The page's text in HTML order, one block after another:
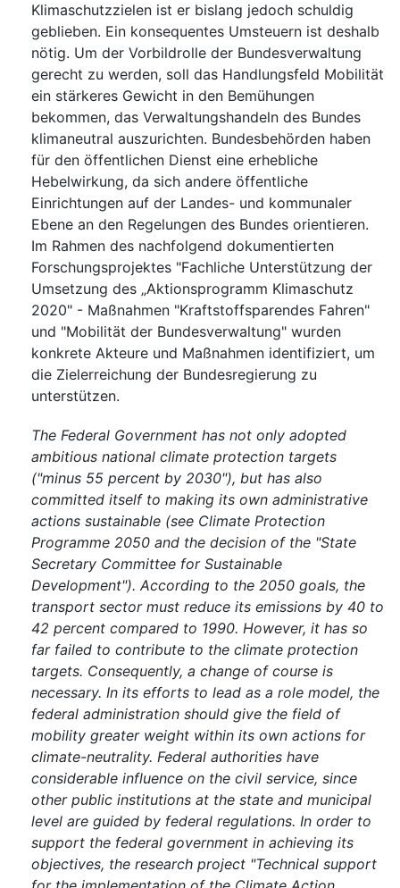
Klimaschutzzielen ist er bislang jedoch schuldig
geblieben. Ein konsequentes Umsteuern ist deshalb
nötig. Um der Vorbildrolle der Bundesverwaltung
gerecht zu werden, soll das Handlungsfeld Mobilität
ein stärkeres Gewicht in den Bemühungen
bekommen, das Verwaltungshandeln des Bundes
klimaneutral auszurichten. Bundesbehörden haben
für den öffentlichen Dienst eine erhebliche
Hebelwirkung, da sich andere öffentliche
Einrichtungen auf der Landes- und kommunaler
Ebene an den Regelungen des Bundes orientieren.
Im Rahmen des nachfolgend dokumentierten
Forschungsprojektes "Fachliche Unterstützung der
Umsetzung des „Aktionsprogramm Klimaschutz
2020" - Maßnahmen "Kraftstoffsparendes Fahren"
und "Mobilität der Bundesverwaltung" wurden
konkrete Akteure und Maßnahmen identifiziert, um
die Zielerreichung der Bundesregierung zu
unterstützen.
The Federal Government has not only adopted
ambitious national climate protection targets
("minus 55 percent by 2030"), but has also
committed itself to making its own administrative
actions sustainable (see Climate Protection
Programme 2050 and the decision of the "State
Secretary Committee for Sustainable
Development"). According to the 2050 goals, the
transport sector must reduce its emissions by 40 to
42 percent compared to 1990. However, it has so
far failed to contribute to the climate protection
targets. Consequently, a change of course is
necessary. In its efforts to lead as a role model, the
federal administration should give the field of
mobility greater weight within its own actions for
climate-neutrality. Federal authorities have
considerable influence on the civil service, since
other public institutions at the state and municipal
level are guided by federal regulations. In order to
support the federal government in achieving its
objectives, the research project "Technical support